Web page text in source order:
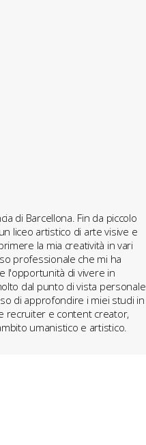
di Barcellona. Fin da piccolo
liceo artistico di arte visive e
la mia creatività in vari
professionale che mi ha
l'opportunità di vivere in
dal punto di vista personale
di approfondire i miei studi in
recruiter e content creator,
umanistico e artistico.